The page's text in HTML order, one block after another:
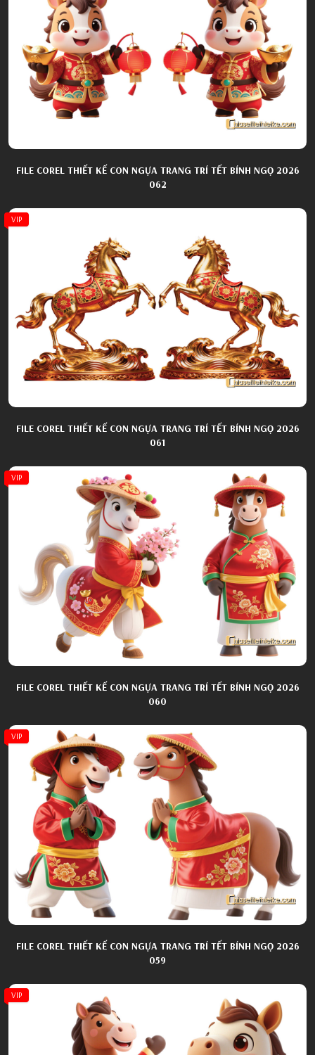
FILE COREL THIẾT KẾ CON NGỰA TRANG TRÍ TẾT BÍNH NGỌ 2026
062
VIP
FILE COREL THIẾT KẾ CON NGỰA TRANG TRÍ TẾT BÍNH NGỌ 2026
061
VIP
FILE COREL THIẾT KẾ CON NGỰA TRANG TRÍ TẾT BÍNH NGỌ 2026
060
VIP
FILE COREL THIẾT KẾ CON NGỰA TRANG TRÍ TẾT BÍNH NGỌ 2026
059
VIP